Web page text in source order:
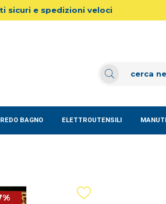
sicuri e spedizioni veloci
BAGNO ELETTROUTENSILI